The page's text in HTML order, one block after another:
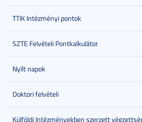
TTIK Intézményi pontok
SZTE Felvételi Pontkalkulátor
Nyílt napok
Doktori felvételi
Külföldi Intézményekben szerzett